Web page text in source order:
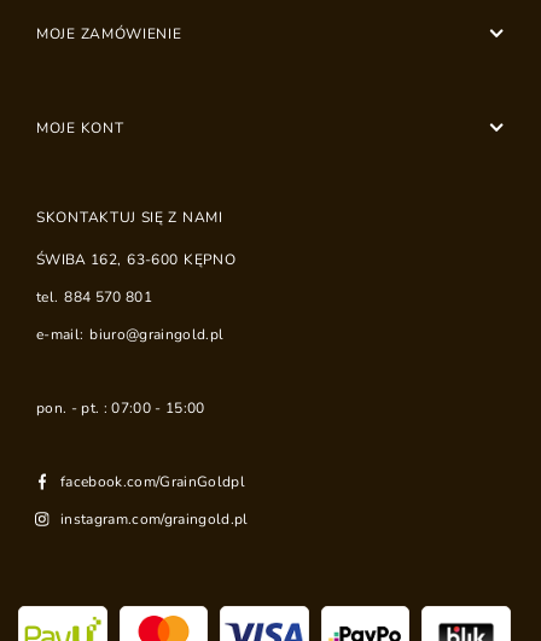
MOJE ZAMÓWIENIE
MOJE KONT
SKONTAKTUJ SIĘ Z NAMI
ŚWIBA 162, 63-600 KĘPNO
tel. 884 570 801
e-mail: biuro@graingold.pl
pon. - pt. : 07:00 - 15:00
facebook.com/GrainGoldpl
instagram.com/graingold.pl